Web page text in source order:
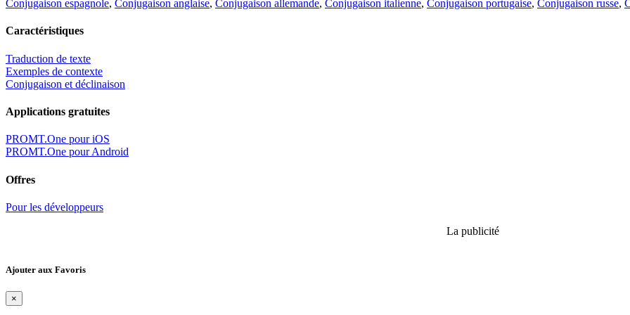
Conjugaison espagnole, Conjugaison anglaise, Conjugaison allemande, Conjugaison italienne, Conjugaison portugaise, Conjugaison russe,
Caractéristiques
Traduction de texte
Exemples de contexte
Conjugaison et déclinaison
Applications gratuites
PROMT.One pour iOS
PROMT.One pour Android
Offres
Pour les développeurs
La publicité
Ajouter aux Favoris
×